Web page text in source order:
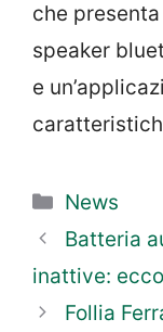
che
speaker
e
Categorie
News
Batteria
inattive:
Follia